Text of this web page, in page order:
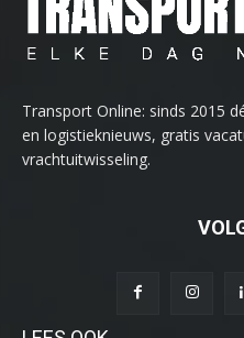
Transport Online: sinds 2015
en logistieknieuws, gratis
vrachtuitwisseling.